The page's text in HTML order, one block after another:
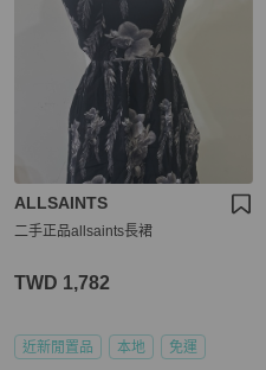
ALLSAINTS
二手正品allsaints長裙
TWD 1,782
近新閒置品 本地 免運